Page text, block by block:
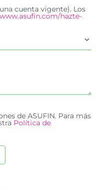
cuenta vigente). Los
hazte-
de ASUFIN. Para más
Política de